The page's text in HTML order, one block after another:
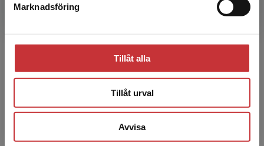
Marknadsföring
Tillåt alla
Tillåt urval
Avvisa
Magic! Support
ordinarie elevpaketet och är anpassat till elever som
Support Textbookär en tryckt bok med kortare och
lättare versioner av texterna,Support Workbook
förenklade övningar och det digitala läromedlet har